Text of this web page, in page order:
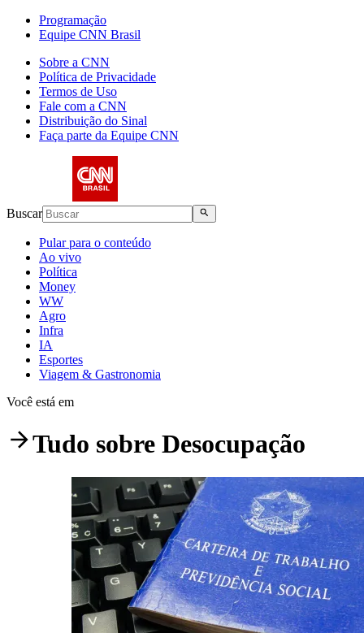
Programação
Equipe CNN Brasil
Sobre a CNN
Política de Privacidade
Termos de Uso
Fale com a CNN
Distribuição do Sinal
Faça parte da Equipe CNN
Buscar
Pular para o conteúdo
Ao vivo
Política
Money
WW
Agro
Infra
IA
Esportes
Viagem & Gastronomia
Você está em
Tudo sobre Desocupação